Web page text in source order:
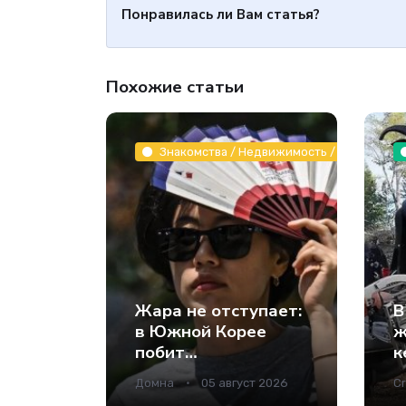
Понравилась ли Вам статья?
Похожие статьи
Знакомства / Недвижимость / Животные
Жара не отступает:
в Южной Корее
побит
температурный
рекорд за всю
Домна 05 август 2026